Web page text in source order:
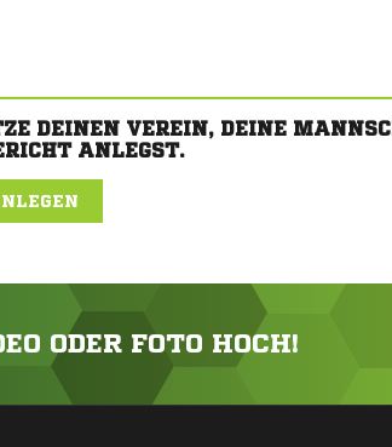
DEINEN VEREIN, DEINE
ANLEGST.
ODER FOTO HOCH!